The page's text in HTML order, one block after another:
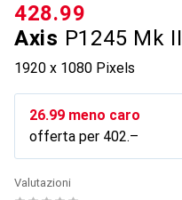
Axis P1245 Mk II
1920 x 1080 Pixels
CHF
428.99
CHF
26.99 meno caro
offerta per CHF
402.–
Valutazioni